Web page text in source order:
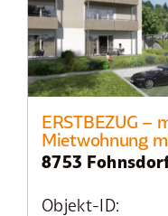
ERSTBEZUG –
Mietwohnung
8753
Objekt-ID: